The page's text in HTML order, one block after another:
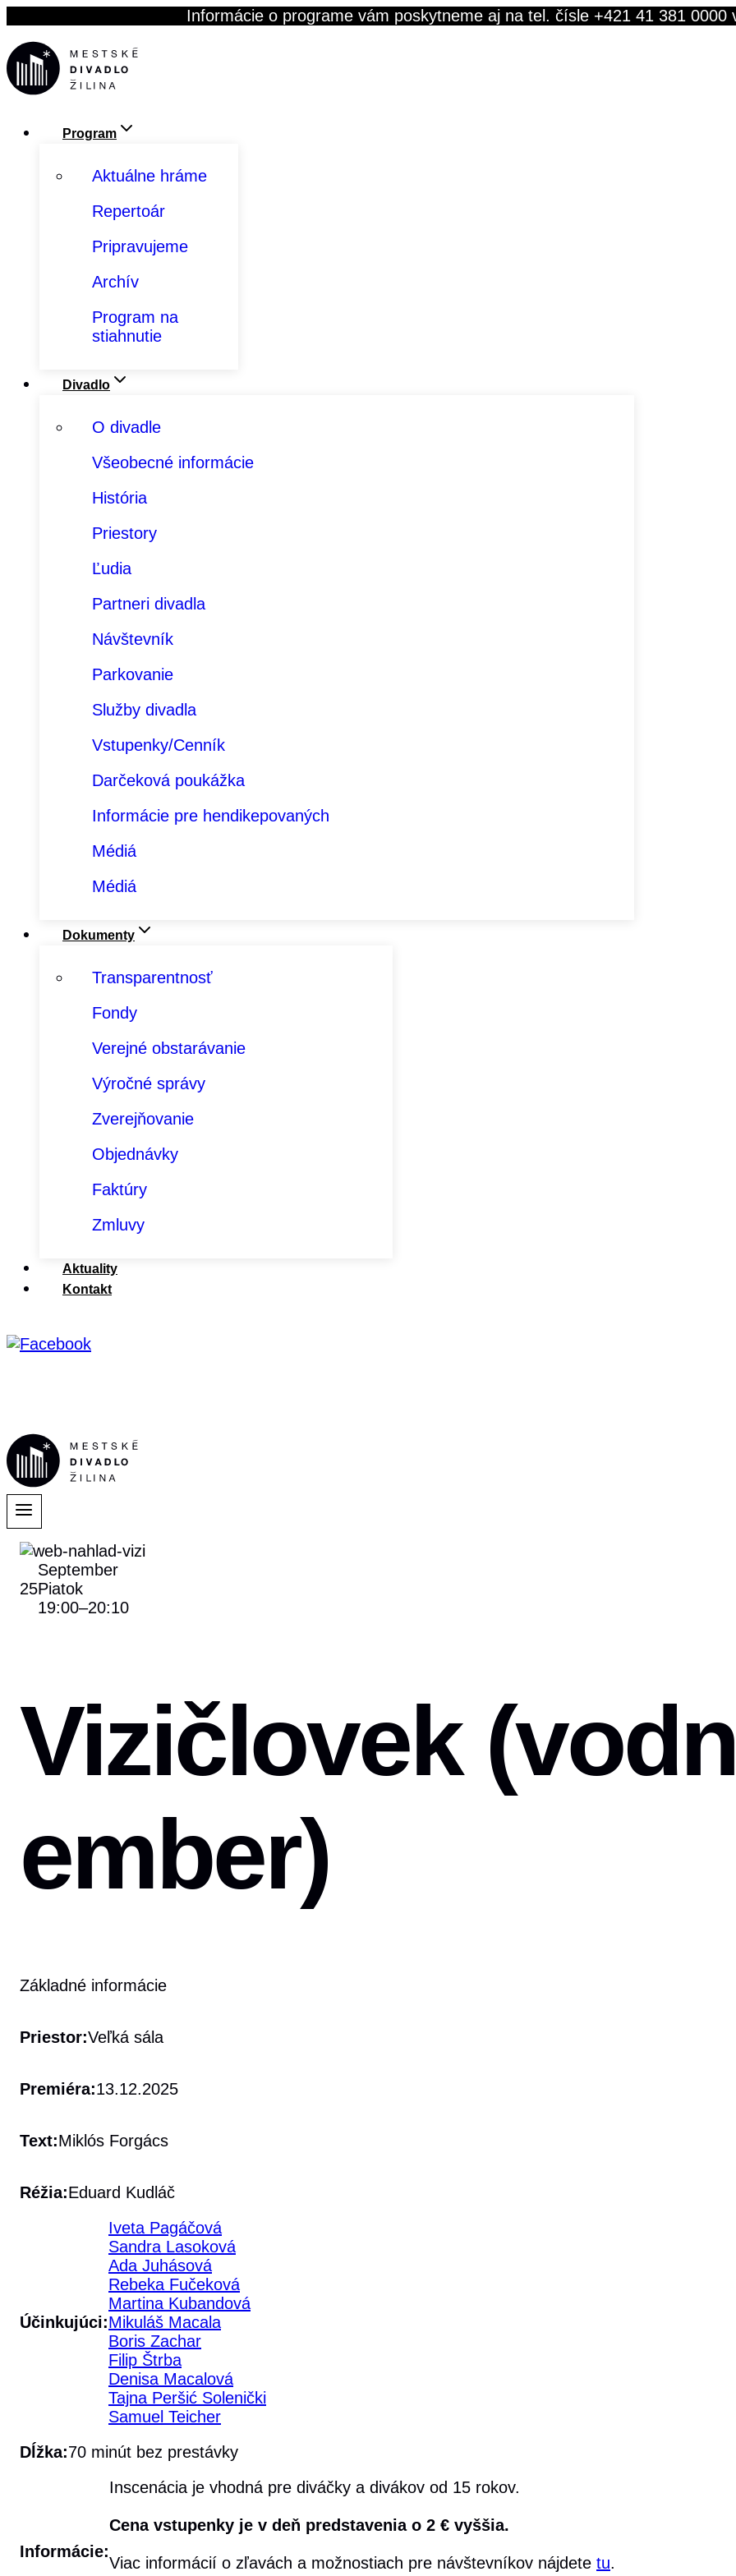
content
Informácie o programe vám poskytneme aj na tel. čísle +421 41 381 0000
Program
Aktuálne hráme
Repertoár
Pripravujeme
Archív
Program na
stiahnutie
Divadlo
O divadle
Všeobecné informácie
História
Priestory
Ľudia
Partneri divadla
Návštevník
Parkovanie
Služby divadla
Vstupenky/Cenník
Darčeková poukážka
Informácie pre hendikepovaných
Médiá
Médiá
Dokumenty
Transparentnosť
Fondy
Verejné obstarávanie
Výročné správy
Zverejňovanie
Objednávky
Faktúry
Zmluvy
Aktuality
Kontakt
25
September
Piatok
19:00–20:10
Vizičlovek
ember)
Základné informácie
Priestor:Veľká sála
Premiéra:13.12.2025
Text:Miklós Forgács
Réžia:Eduard Kudláč
Účinkujúci:
Iveta Pagáčová
Sandra Lasoková
Ada Juhásová
Rebeka Fučeková
Martina Kubandová
Mikuláš Macala
Boris Zachar
Filip Štrba
Denisa Macalová
Tajna Peršić Solenički
Samuel Teicher
Dĺžka:70 minút bez prestávky
Informácie:
Inscenácia je vhodná pre diváčky a divákov od 15 rokov.
Cena vstupenky je v deň predstavenia o 2 € vyššia.
Viac informácií o zľavách a možnostiach pre návštevníkov nájdete tu.